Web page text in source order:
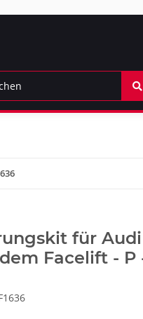
für Audi
Facelift - P